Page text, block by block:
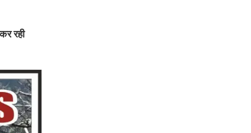
रही